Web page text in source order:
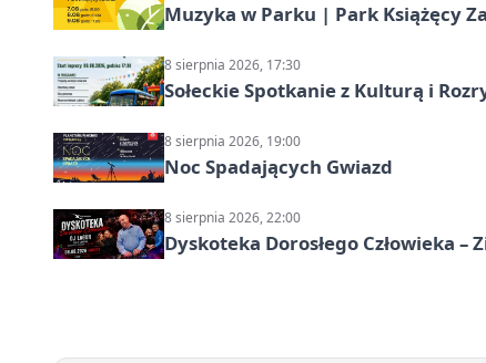
Muzyka w Parku | Park Książęcy
8 sierpnia 2026, 17:30
Sołeckie Spotkanie z Kulturą i
8 sierpnia 2026, 19:00
Noc Spadających Gwiazd
8 sierpnia 2026, 22:00
Dyskoteka Dorosłego Człowieka –